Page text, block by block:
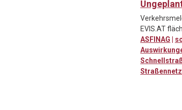
EVIS.AT
ASFINAG |